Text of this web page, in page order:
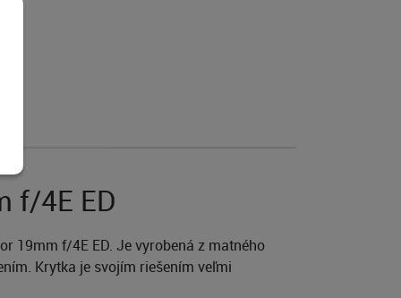
f/4E ED
19mm f/4E ED. Je vyrobená z matného
Krytka je svojím riešením veľmi